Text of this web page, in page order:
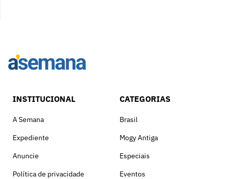
INSTITUCIONAL
A Semana
Expediente
Anuncie
Política de privacidade
CATEGORIAS
Brasil
Mogy Antiga
Especiais
Eventos